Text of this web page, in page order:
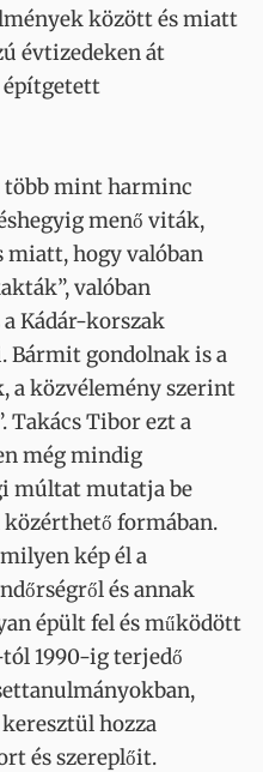
között és miatt
évtizedeken át
építgetett
több mint harminc
menő viták,
miatt, hogy valóban
valóban
Kádár-korszak
Bármit gondolnak is a
a közvélemény szerint
Takács Tibor ezt a
még mindig
múltat mutatja be
formában.
kép él a
és annak
épült fel és működött
1990-ig terjedő
hozza
és szereplőit.